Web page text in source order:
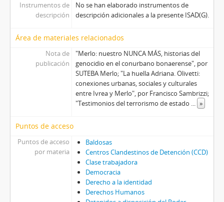
Instrumentos de
descripción
No se han elaborado instrumentos de
descripción adicionales a la presente ISAD(G).
Área de materiales relacionados
Nota de
publicación
"Merlo: nuestro NUNCA MÁS, historias del
genocidio en el conurbano bonaerense", por
SUTEBA Merlo; "La huella Adriana. Olivetti:
conexiones urbanas, sociales y culturales
entre Ivrea y Merlo", por Francisco Sambrizzi;
"Testimonios del terrorismo de estado ... »
Puntos de acceso
Puntos de acceso
por materia
Baldosas
Centros Clandestinos de Detención (CCD)
Clase trabajadora
Democracia
Derecho a la identidad
Derechos Humanos